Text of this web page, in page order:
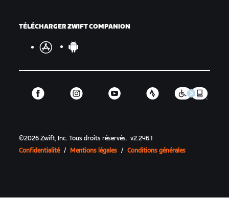
TÉLÉCHARGER ZWIFT COMPANION
©2026 Zwift, Inc.Tous droits réservés. v2.246.1
Confidentialité / Mentions légales / Conditions générales